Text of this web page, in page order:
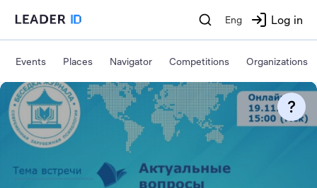
Eng Log in
Events Places Navigator Competitions Organizations